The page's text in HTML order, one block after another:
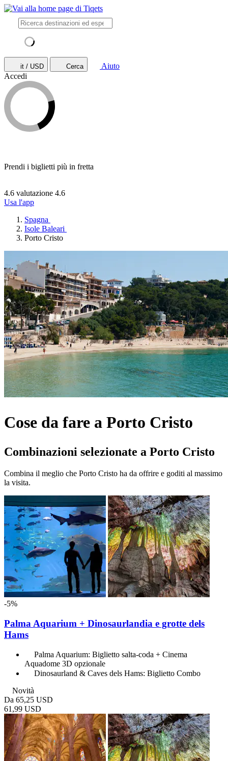
it / USD Cerca
Aiuto
Accedi
Prendi i biglietti più in fretta
4.6 valutazione 4.6
Usa l'app
Spagna
Isole Baleari
Porto Cristo
Cose da fare a Porto Cristo
Combinazioni selezionate a Porto Cristo
Combina il meglio che Porto Cristo ha da offrire e goditi al massimo
la visita.
-5%
Palma Aquarium + Dinosaurlandia e grotte dels
Hams
Palma Aquarium: Biglietto salta-coda + Cinema
Aquadome 3D opzionale
Dinosaurland & Caves dels Hams: Biglietto Combo
Novità
Da 65,25 USD
61,99 USD